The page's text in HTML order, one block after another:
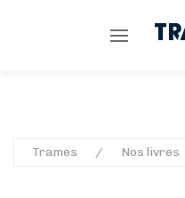
Trames Nos livres